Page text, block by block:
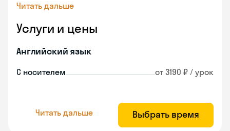
Читать дальше
Услуги и цены
Английский язык
С носителем от 3190 ₽ / урок
Читать дальше Выбрать время